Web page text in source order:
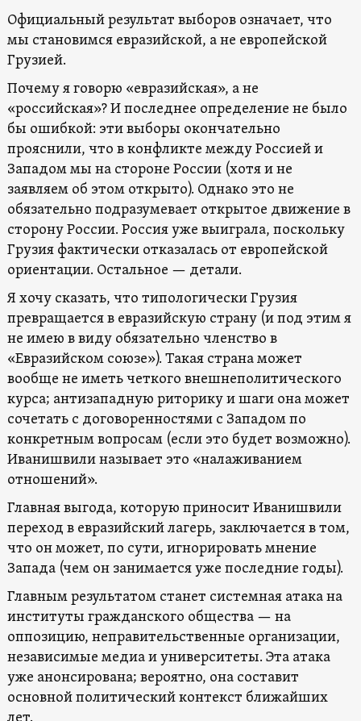
Официальный результат выборов означает, что
мы становимся евразийской, а не европейской
Грузией.
Почему я говорю «евразийская», а не
«российская»? И последнее определение не было
бы ошибкой: эти выборы окончательно
прояснили, что в конфликте между Россией и
Западом мы на стороне России (хотя и не
заявляем об этом открыто). Однако это не
обязательно подразумевает открытое движение в
сторону России. Россия уже выиграла, поскольку
Грузия фактически отказалась от европейской
ориентации. Остальное — детали.
Я хочу сказать, что типологически Грузия
превращается в евразийскую страну (и под этим я
не имею в виду обязательно членство в
«Евразийском союзе»). Такая страна может
вообще не иметь четкого внешнеполитического
курса; антизападную риторику и шаги она может
сочетать с договоренностями с Западом по
конкретным вопросам (если это будет возможно).
Иванишвили называет это «налаживанием
отношений».
Главная выгода, которую приносит Иванишвили
переход в евразийский лагерь, заключается в том,
что он может, по сути, игнорировать мнение
Запада (чем он занимается уже последние годы).
Главным результатом станет системная атака на
институты гражданского общества — на
оппозицию, неправительственные организации,
независимые медиа и университеты. Эта атака
уже анонсирована; вероятно, она составит
основной политический контекст ближайших